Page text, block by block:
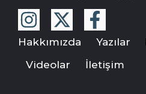
Hakkımızda Yazılar
Videolar
İletişim